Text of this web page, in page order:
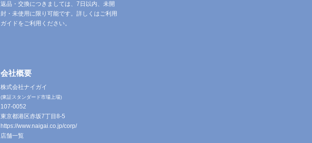
返品・交換につきましては、7日以内、未開
封・未使用に限り可能です。詳しくはご利用
ガイドをご利用ください。
会社概要
株式会社ナイガイ
(東証スタンダード市場上場)
107-0052
東京都港区赤坂7丁目8-5
https://www.naigai.co.jp/corp/
店舗一覧